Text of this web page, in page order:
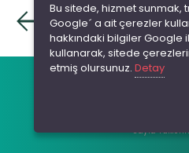
Koşulları Kamu
© 2026 Tüm
Sayfa
Bu sitede, hizmet sunmak,
Google´ a ait çerezler
hakkındaki bilgiler Google
kullanarak, sitede
etmiş olursunuz. Detay